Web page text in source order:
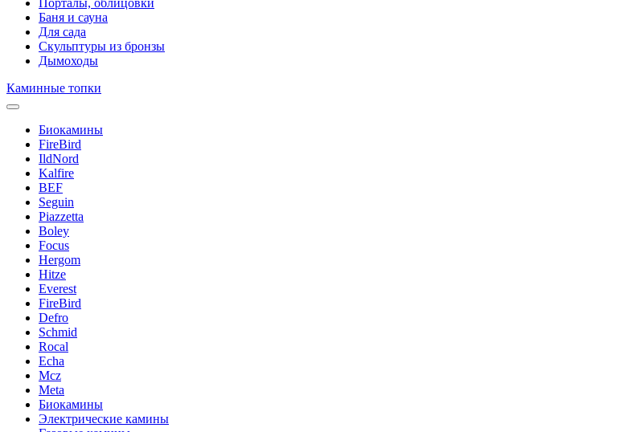
Баня и сауна
Для сада
Скульптуры из бронзы
Дымоходы
Каминные топки
Биокамины
FireBird
IldNord
Kalfire
BEF
Seguin
Piazzetta
Boley
Focus
Hergom
Hitze
Everest
FireBird
Defro
Schmid
Rocal
Echa
Mcz
Meta
Биокамины
Электрические камины